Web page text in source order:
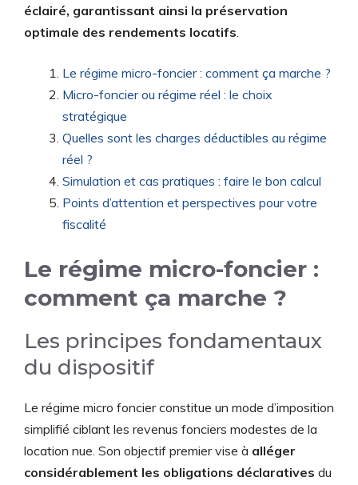
éclairé, garantissant ainsi la préservation
optimale des rendements locatifs.
Le régime micro-foncier : comment ça marche ?
Micro-foncier ou régime réel : le choix
stratégique
Quelles sont les charges déductibles au régime
réel ?
Simulation et cas pratiques : faire le bon calcul
Points d’attention et perspectives pour votre
fiscalité
Le régime micro-foncier :
comment ça marche ?
Les principes fondamentaux
du dispositif
Le régime micro foncier constitue un mode d’imposition
simplifié ciblant les revenus fonciers modestes de la
location nue. Son objectif premier vise à alléger
considérablement les obligations déclaratives du